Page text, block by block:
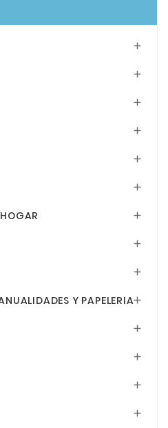









Y PAPELERIA



